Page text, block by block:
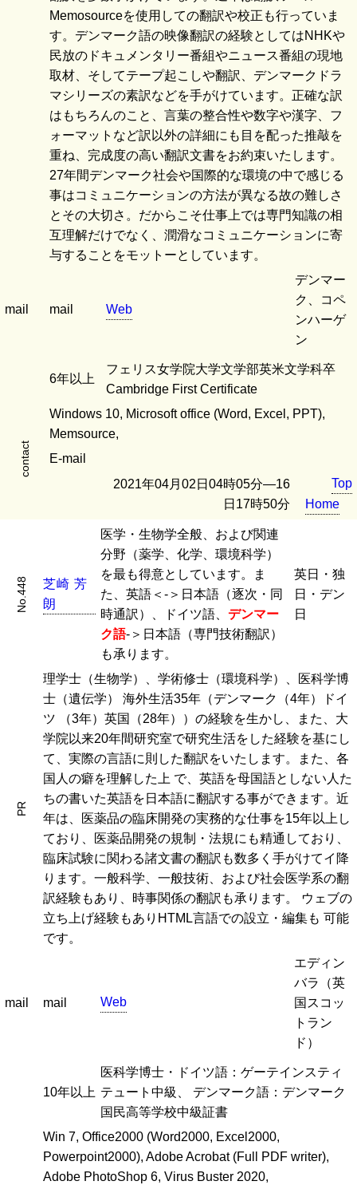
Memosourceを使用しての翻訳や校正も行っていま
す。デンマーク語の映像翻訳の経験としてはNHKや
民放のドキュメンタリー番組やニュース番組の現地
取材、そしてテープ起こしや翻訳、デンマークドラ
マシリーズの素訳などを手がけています。正確な訳
はもちろんのこと、言葉の整合性や数字や漢字、フ
ォーマットなど訳以外の詳細にも目を配った推敲を
重ね、完成度の高い翻訳文書をお約束いたします。
27年間デンマーク社会や国際的な環境の中で感じる
事はコミュニケーションの方法が異なる故の難しさ
とその大切さ。だからこそ仕事上では専門知識の相
互理解だけでなく、潤滑なコミュニケーションに寄
与することをモットーとしています。
mail mail Web
デンマー
ク、コペ
ンハーゲ
ン
6年以上
フェリス女学院大学文学部英米文学科卒
Cambridge First Certificate
Windows 10, Microsoft office (Word, Excel, PPT),
Memsource,
contact
E-mail
2021年04月02日04時05分―16
日17時50分
Top
Home
No.448 芝崎 芳
朗
医学・生物学全般、および関連
分野（薬学、化学、環境科学）
を最も得意としています。ま
た、英語＜-＞日本語（逐次・同
時通訳）、ドイツ語、 デンマー
ク語-＞日本語（専門技術翻訳）
も承ります。
英日・独
日・デン
日
PR
理学士（生物学）、学術修士（環境科学）、医科学博
士（遺伝学） 海外生活35年（デンマーク（4年）ドイ
ツ （3年）英国（28年））の経験を生かし、また、大
学院以来20年間研究室で研究生活をした経験を基にし
て、実際の言語に則した翻訳をいたします。また、各
国人の癖を理解した上 で、英語を母国語としない人た
ちの書いた英語を日本語に翻訳する事ができます。近
年は、医薬品の臨床開発の実務的な仕事を15年以上し
ており、医薬品開発の規制・法規にも精通しており、
臨床試験に関わる諸文書の翻訳も数多く手がけてイ降
ります。一般科学、一般技術、および社会医学系の翻
訳経験もあり、時事関係の翻訳も承ります。 ウェブの
立ち上げ経験もありHTML言語での設立・編集も 可能
です。
mail mail Web
エディン
バラ（英
国スコッ
トラン
ド）
10年以上
医科学博士・ドイツ語：ゲーテインスティ
テュート中級、 デンマーク語：デンマーク
国民高等学校中級証書
Win 7, Office2000 (Word2000, Excel2000,
Powerpoint2000), Adobe Acrobat (Full PDF writer),
Adobe PhotoShop 6, Virus Buster 2020,